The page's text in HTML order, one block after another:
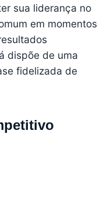
sua liderança no
em momentos
dispõe de uma
fidelizada de